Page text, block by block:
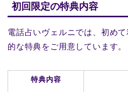
初回限定の特典内容
電話占いヴェルニでは、初め
的な特典をご用意しています。
特典内容